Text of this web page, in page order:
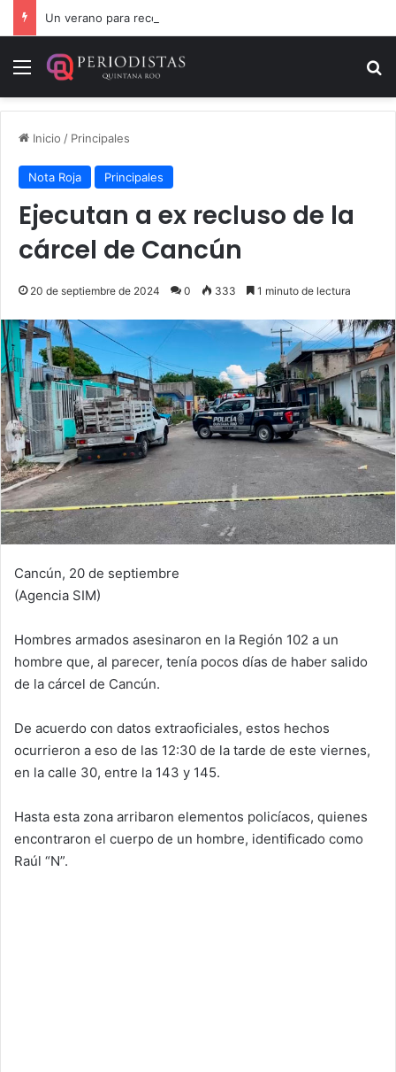
Menú
Inicio / Principales
Nota Roja Principales
Ejecutan a ex recluso de la
cárcel de Cancún
20 de septiembre de 2024 0 333 1 minuto de lectura
Cancún, 20 de septiembre
(Agencia SIM)
Hombres armados asesinaron en la Región 102 a un
hombre que, al parecer, tenía pocos días de haber salido
de la cárcel de Cancún.
De acuerdo con datos extraoficiales, estos hechos
ocurrieron a eso de las 12:30 de la tarde de este viernes,
en la calle 30, entre la 143 y 145.
Hasta esta zona arribaron elementos policíacos, quienes
encontraron el cuerpo de un hombre, identificado como
Raúl “N”.